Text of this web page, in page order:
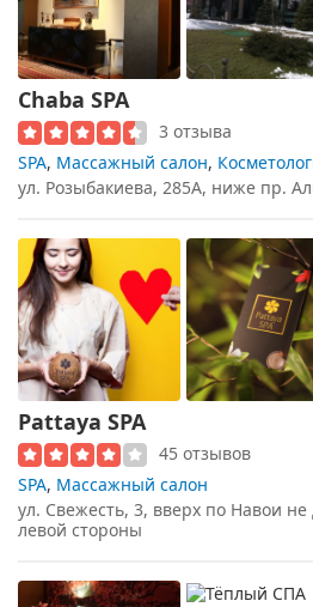
Chaba SPA
3 отзыва
SPA, Массажный салон,
ул. Розыбакиева, 285А, ниже пр.
Pattaya SPA
45 отзывов
SPA, Массажный салон
ул. Свежесть, 3, вверх по Навои
левой стороны